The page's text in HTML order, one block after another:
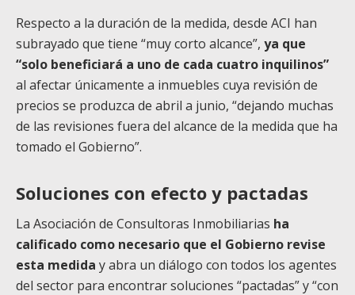
Respecto a la duración de la medida, desde ACI han
subrayado que tiene “muy corto alcance”, ya que
“solo beneficiará a uno de cada cuatro inquilinos”
al afectar únicamente a inmuebles cuya revisión de
precios se produzca de abril a junio, “dejando muchas
de las revisiones fuera del alcance de la medida que ha
tomado el Gobierno”.
Soluciones con efecto y pactadas
La Asociación de Consultoras Inmobiliarias ha
calificado como necesario que el Gobierno revise
esta medida y abra un diálogo con todos los agentes
del sector para encontrar soluciones “pactadas” y “con